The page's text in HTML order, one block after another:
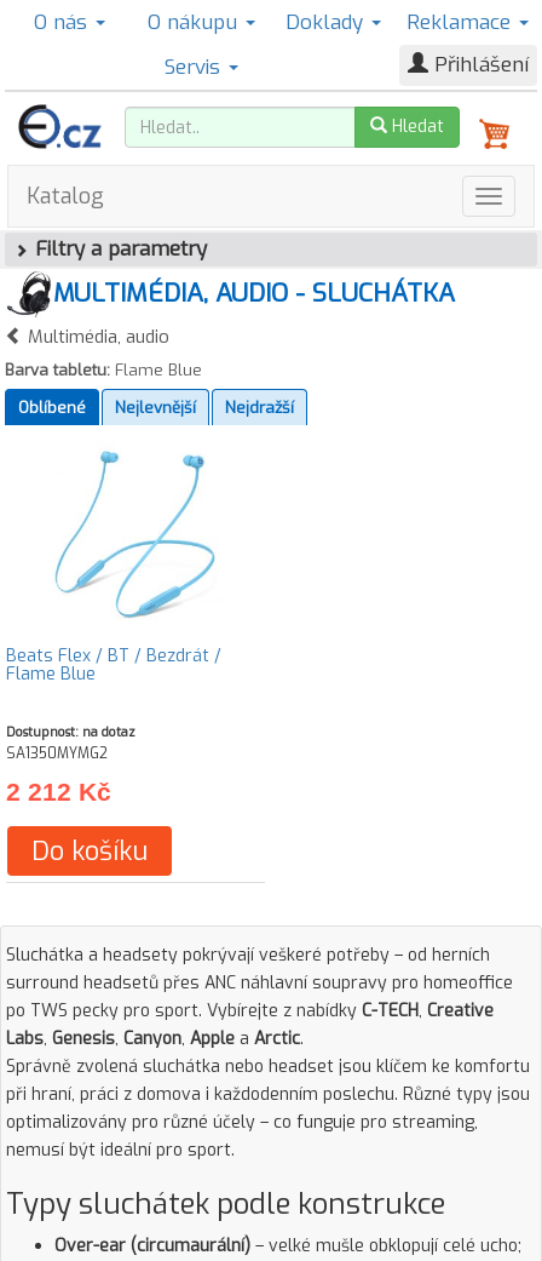
O nás O nákupu Doklady
Reklamace
Servis
Přihlášení
Hledat
Katalog
Filtry a parametry
MULTIMÉDIA, AUDIO - SLUCHÁTKA
Multimédia, audio
Barva tabletu: Flame Blue
Oblíbené
Nejlevnější Nejdražší
Beats Flex / BT / Bezdrát /
Flame Blue
Dostupnost: na dotaz
SA1350MYMG2
2 212 Kč
Do košíku
Sluchátka a headsety pokrývají veškeré potřeby – od herních
surround headsetů přes ANC náhlavní soupravy pro homeoffice
po TWS pecky pro sport. Vybírejte z nabídky C-TECH, Creative
Labs, Genesis, Canyon, Apple a Arctic.
Správně zvolená sluchátka nebo headset jsou klíčem ke komfortu
při hraní, práci z domova i každodenním poslechu. Různé typy jsou
optimalizovány pro různé účely – co funguje pro streaming,
nemusí být ideální pro sport.
Typy sluchátek podle konstrukce
Over-ear (circumaurální) – velké mušle obklopují celé ucho;